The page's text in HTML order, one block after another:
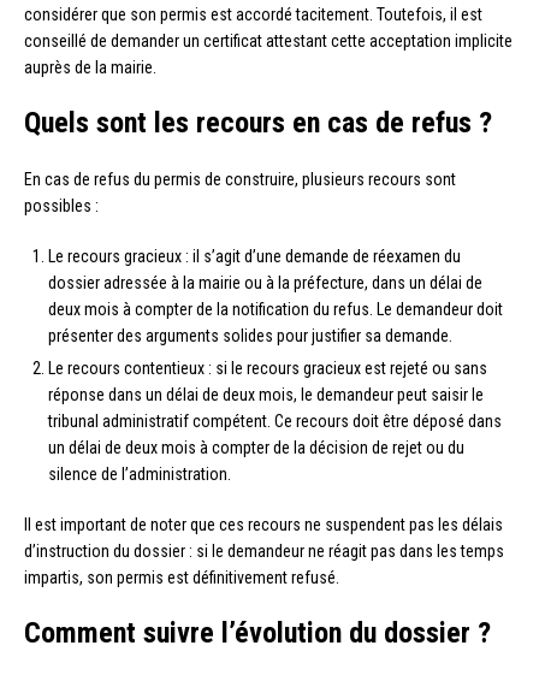
considérer que son permis est accordé tacitement. Toutefois, il est
conseillé de demander un certificat attestant cette acceptation implicite
auprès de la mairie.
Quels sont les recours en cas de refus ?
En cas de refus du permis de construire, plusieurs recours sont
possibles :
Le recours gracieux : il s’agit d’une demande de réexamen du
dossier adressée à la mairie ou à la préfecture, dans un délai de
deux mois à compter de la notification du refus. Le demandeur doit
présenter des arguments solides pour justifier sa demande.
Le recours contentieux : si le recours gracieux est rejeté ou sans
réponse dans un délai de deux mois, le demandeur peut saisir le
tribunal administratif compétent. Ce recours doit être déposé dans
un délai de deux mois à compter de la décision de rejet ou du
silence de l’administration.
Il est important de noter que ces recours ne suspendent pas les délais
d’instruction du dossier : si le demandeur ne réagit pas dans les temps
impartis, son permis est définitivement refusé.
Comment suivre l’évolution du dossier ?